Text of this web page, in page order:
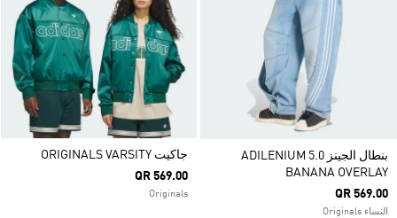
بنطال الجينز ADILENIUM 5.0
BANANA OVERLAY
QR 569.00
النساء Originals
جاكيت ORIGINALS VARSITY
QR 569.00
Originals